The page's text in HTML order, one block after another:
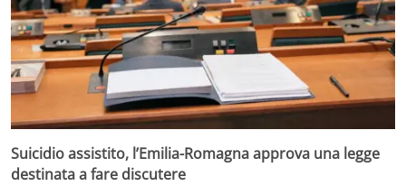
Suicidio assistito, l’Emilia-Romagna approva una legge
destinata a fare discutere